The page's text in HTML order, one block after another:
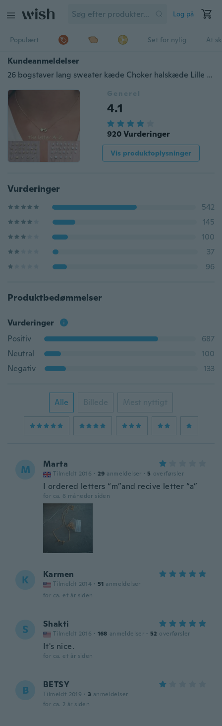
Log på
Populært Set for nylig At
Kundeanmeldelser
26 bogstaver lang sweater kæde Choker halskæde Lille kærlighed hjerte vedhæng til kvinder kæde halskæde
Generel
4.1
920 Vurderinger
Vis produktoplysninger
Vurderinger
542
145
100
37
96
Produktbedømmelser
Vurderinger
Positiv
687
Neutral
100
Negativ
133
Alle Billede Mest nyttigt
M Marta
Tilmeldt 2016 · 29 anmeldelser · 5 overførsler
I ordered letters “m”and recive letter “a”
for ca. 6 måneder siden
K Karmen
Tilmeldt 2014 · 51 anmeldelser
for ca. et år siden
S Shakti
Tilmeldt 2016 · 168 anmeldelser · 52 overførsler
It's nice.
for ca. et år siden
B BETSY
Tilmeldt 2019 · 3 anmeldelser
for ca. 2 år siden